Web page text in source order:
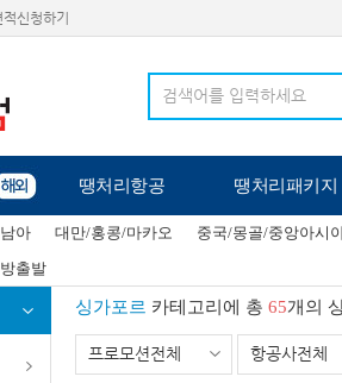
신청하기
땡처리항공 땡처리패키지
아 대만/홍콩/마카오
중국/몽골/중앙아시
출발
싱가포르 카테고리에 총 65개의
프로모션전체 항공사전체